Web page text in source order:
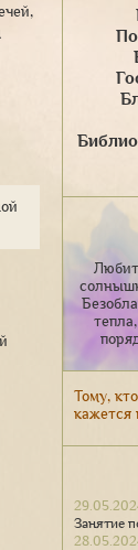
Тому,
кажется
Занятие